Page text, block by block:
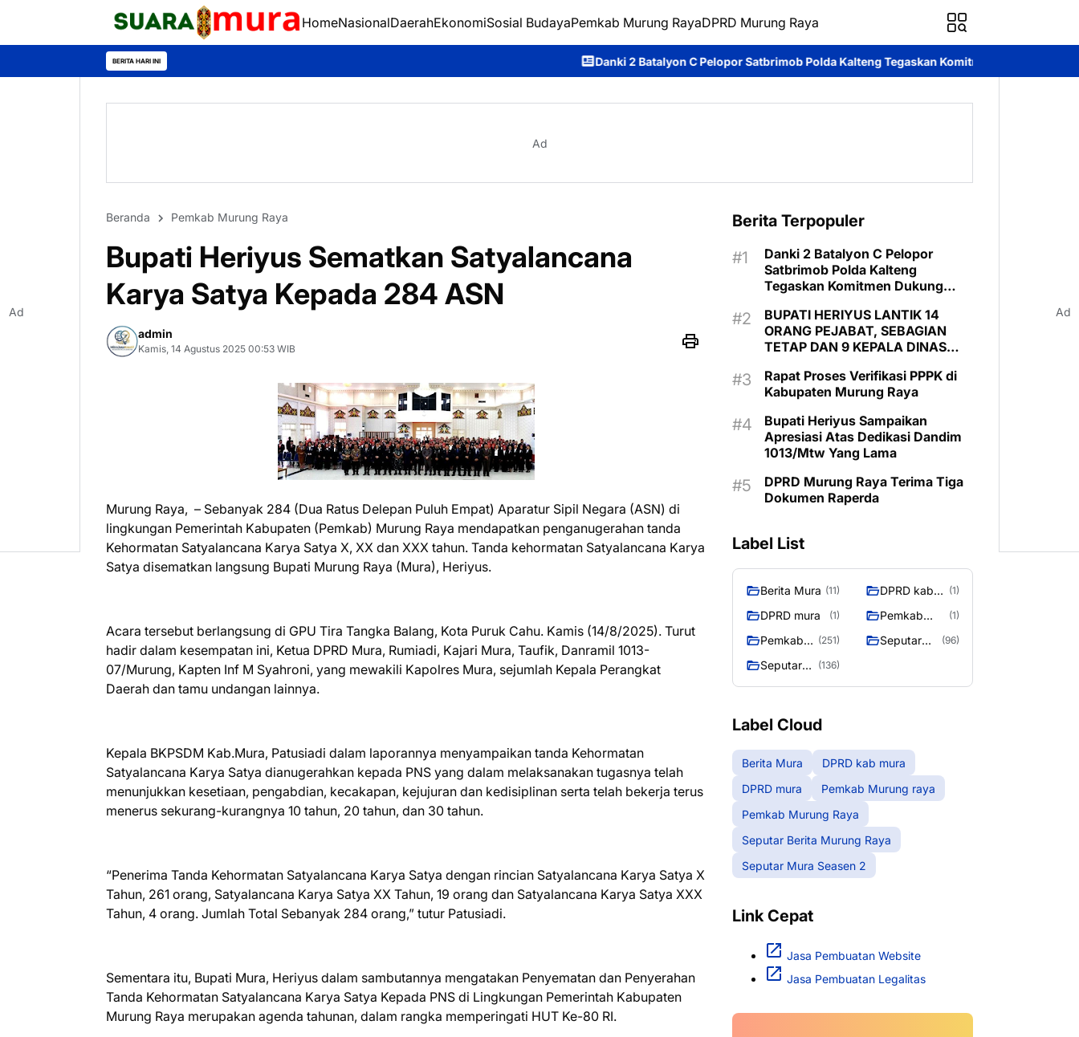
HomeNasionalDaerahEkonomiSosial BudayaPemkab Murung RayaDPRD Murung Raya
BERITA HARI INI Danki 2 Batalyon C Pelopor Satbrimob Polda Kalteng Tegaskan Komitmen Dukung Pencegahan Karhutla di
Ad
Beranda Pemkab Murung Raya
Bupati Heriyus Sematkan Satyalancana
Karya Satya Kepada 284 ASN
admin
Kamis, 14 Agustus 2025 00:53 WIB
Murung Raya, – Sebanyak 284 (Dua Ratus Delepan Puluh Empat) Aparatur Sipil Negara (ASN) di
lingkungan Pemerintah Kabupaten (Pemkab) Murung Raya mendapatkan penganugerahan tanda
Kehormatan Satyalancana Karya Satya X, XX dan XXX tahun. Tanda kehormatan Satyalancana Karya
Satya disematkan langsung Bupati Murung Raya (Mura), Heriyus.
Acara tersebut berlangsung di GPU Tira Tangka Balang, Kota Puruk Cahu. Kamis (14/8/2025). Turut
hadir dalam kesempatan ini, Ketua DPRD Mura, Rumiadi, Kajari Mura, Taufik, Danramil 1013-
07/Murung, Kapten Inf M Syahroni, yang mewakili Kapolres Mura, sejumlah Kepala Perangkat
Daerah dan tamu undangan lainnya.
Kepala BKPSDM Kab.Mura, Patusiadi dalam laporannya menyampaikan tanda Kehormatan
Satyalancana Karya Satya dianugerahkan kepada PNS yang dalam melaksanakan tugasnya telah
menunjukkan kesetiaan, pengabdian, kecakapan, kejujuran dan kedisiplinan serta telah bekerja terus
menerus sekurang-kurangnya 10 tahun, 20 tahun, dan 30 tahun.
“Penerima Tanda Kehormatan Satyalancana Karya Satya dengan rincian Satyalancana Karya Satya X
Tahun, 261 orang, Satyalancana Karya Satya XX Tahun, 19 orang dan Satyalancana Karya Satya XXX
Tahun, 4 orang. Jumlah Total Sebanyak 284 orang,” tutur Patusiadi.
Sementara itu, Bupati Mura, Heriyus dalam sambutannya mengatakan Penyematan dan Penyerahan
Tanda Kehormatan Satyalancana Karya Satya Kepada PNS di Lingkungan Pemerintah Kabupaten
Murung Raya merupakan agenda tahunan, dalam rangka memperingati HUT Ke-80 RI.
Berita Terpopuler
Danki 2 Batalyon C Pelopor
Satbrimob Polda Kalteng
Tegaskan Komitmen Dukung
Raya
BUPATI HERIYUS LANTIK 14
ORANG PEJABAT, SEBAGIAN
TETAP DAN 9 KEPALA DINAS
Rapat Proses Verifikasi PPPK di
Kabupaten Murung Raya
Bupati Heriyus Sampaikan
Apresiasi Atas Dedikasi Dandim
1013/Mtw Yang Lama
DPRD Murung Raya Terima Tiga
Dokumen Raperda
Label List
Berita Mura (11)
DPRD kab
(1)
DPRD mura (1)
Pemkab
Murung raya
(1)
Pemkab
Raya
(251)
Seputar
Raya
(96)
Seputar
(136)
Label Cloud
Berita Mura
DPRD kab mura
DPRD mura
Pemkab Murung raya
Pemkab Murung Raya
Seputar Berita Murung Raya
Seputar Mura Seasen 2
Link Cepat
Jasa Pembuatan Website
Jasa Pembuatan Legalitas
Ad Ad